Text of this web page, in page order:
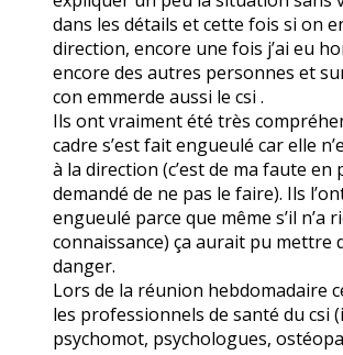
dans les détails et cette fois si on
direction, encore une fois j’ai eu
encore des autres personnes et
con emmerde aussi le csi .
Ils ont vraiment été très
cadre s’est fait engueulé car elle
à la direction (c’est de ma faute en
demandé de ne pas le faire). Ils
engueulé parce que même s’il n’a
connaissance) ça aurait pu mettre
danger.
Lors de la réunion hebdomadaire
les professionnels de santé du csi
psychomot, psychologues,